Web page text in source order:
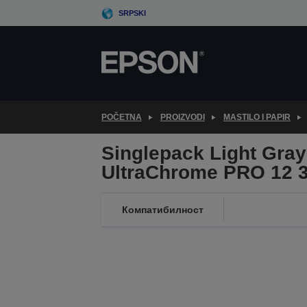
to
SRPSKI
POČETNA PROIZVODI MASTILO I PAPIR
Singlepack Light
UltraChrome PRO 12
Компатибилност